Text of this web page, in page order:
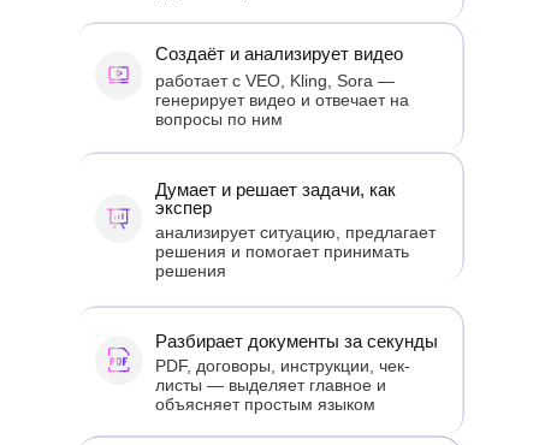
Думает и решает задачи, как
экспер
анализирует ситуацию, предлагает
решения и помогает принимать
решения
Разбирает документы за секунды
PDF, договоры, инструкции, чек-
листы — выделяет главное и
объясняет простым языком
работает с VEO, Kling, Sora —
генерирует видео и отвечает на
вопросы по ним
Создаёт и анализирует видео